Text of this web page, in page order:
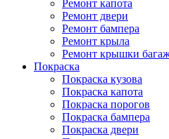
Ремонт капота
Ремонт двери
Ремонт бампера
Ремонт крыла
Ремонт крышки
Покраска
Покраска кузова
Покраска капота
Покраска порогов
Покраска бампера
Покраска двери